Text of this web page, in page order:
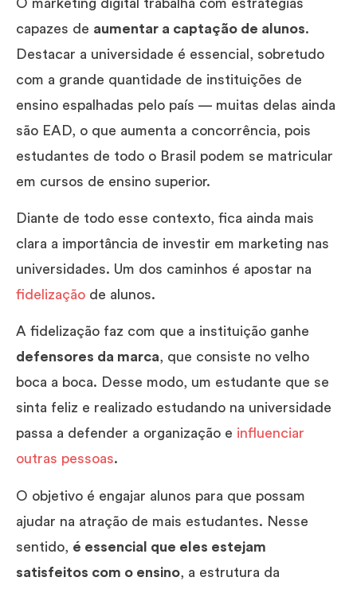
capazes de aumentar a captação de alunos.
Destacar a universidade é essencial, sobretudo
com a grande quantidade de instituições de
ensino espalhadas pelo país — muitas delas ainda
são EAD, o que aumenta a concorrência, pois
estudantes de todo o Brasil podem se matricular
em cursos de ensino superior.
Diante de todo esse contexto, fica ainda mais
clara a importância de investir em marketing nas
universidades. Um dos caminhos é apostar na
fidelização de alunos.
A fidelização faz com que a instituição ganhe
defensores da marca, que consiste no velho
boca a boca. Desse modo, um estudante que se
sinta feliz e realizado estudando na universidade
passa a defender a organização e influenciar
outras pessoas.
O objetivo é engajar alunos para que possam
ajudar na atração de mais estudantes. Nesse
sentido, é essencial que eles estejam
satisfeitos com o ensino, a estrutura da